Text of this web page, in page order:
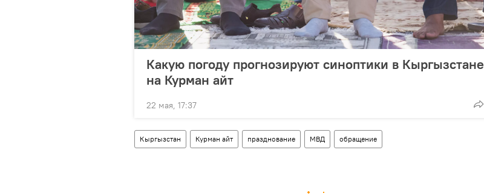
Какую погоду прогнозируют синоптики в Кыргызстане
на Курман айт
22 мая, 17:37
Кыргызстан Курман айт празднование МВД обращение